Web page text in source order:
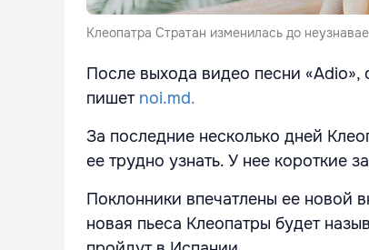
Клеопатра Стратан изменилась до
После выхода видео песни «Adio»,
пишет noi.md.
За последние несколько дней
ее трудно узнать. У нее короткие
Поклонники впечатлены ее
новая пьеса Клеопатры будет